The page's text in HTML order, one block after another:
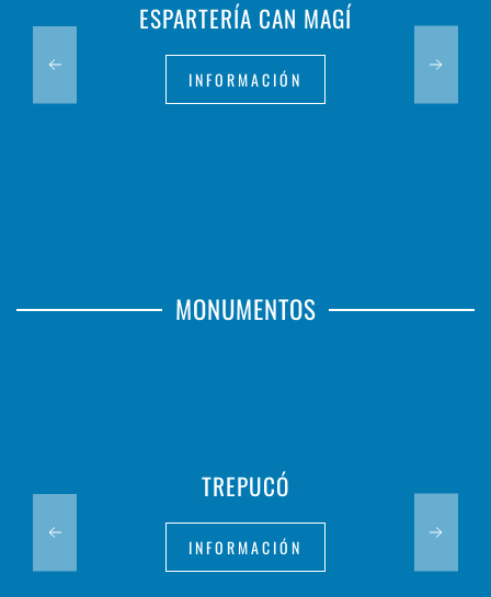
ESPARTERÍA CAN MAGÍ
INFORMACIÓN
MONUMENTOS
TREPUCÓ
INFORMACIÓN